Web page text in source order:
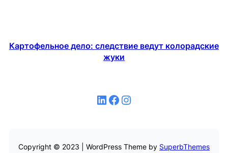
Картофельное дело: следствие ведут колорадские
жуки
LinkedIn Facebook Instagram
Copyright © 2023 | WordPress Theme by SuperbThemes